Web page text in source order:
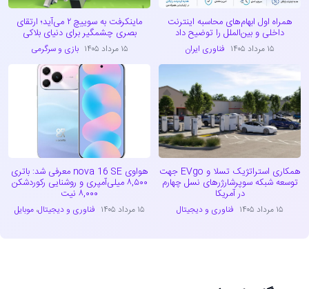
همراه اول ابهام‌های محاسبه اینترنت
داخلی و بین‌الملل را توضیح داد
۱۵ مرداد ۱۴۰۵ فناوری ایران
ماینکرفت به سوییچ ۲ می‌آید؛ ارتقای
بصری چشمگیر برای دنیای بلاکی
۱۵ مرداد ۱۴۰۵ بازی و سرگرمی
همکاری استراتژیک تسلا و EVgo جهت
توسعه شبکه سوپرشارژرهای نسل چهارم
در آمریکا
۱۵ مرداد ۱۴۰۵ فناوری و دیجیتال
هواوی nova 16 SE معرفی شد: باتری
۸,۵۰۰ میلی‌آمپری و روشنایی رکوردشکن
۸,۰۰۰ نیت
۱۵ مرداد ۱۴۰۵ فناوری و دیجیتال،موبایل